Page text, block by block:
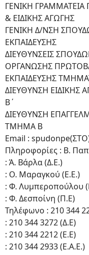
ΓΕΝΙΚΗ
& ΕΙΔΙΚΗΣ ΑΓΩΓΗΣ
ΓΕΝΙΚΗ Δ/ΝΣΗ
ΕΚΠΑΙΔΕΥΣΗΣ
ΔΙΕΥΘΥΝΣΕΙΣ
ΟΡΓΑΝΩΣΗΣ
ΕΚΠΑΙΔΕΥΣΗΣ
ΔΙΕΥΘΥΝΣΗ ΕΙΔΙΚΗΣ
Β΄
ΔΙΕΥΘΥΝΣΗ
ΤΜΗΜΑ Β
Email :
Πληροφορίες : B.
: Ά. Βάρλα (Δ.Ε.)
: Ο. Μαραγκού (Ε.Ε.)
: Φ. Λυμπεροπούλου
: Φ. Δεσποίνη (Π.Ε)
Τηλέφωνο : 210 344
: 210 344 3272 (Δ.Ε)
: 210 344 2212 (E.E)
: 210 344 2933 (E.A.E.)